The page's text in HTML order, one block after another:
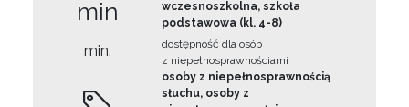
min
min.
wczesnoszkolna, szkoła
podstawowa (kl. 4-8)
dostępność dla osób
z niepełnosprawnościami
osoby z niepełnosprawnością
słuchu, osoby z